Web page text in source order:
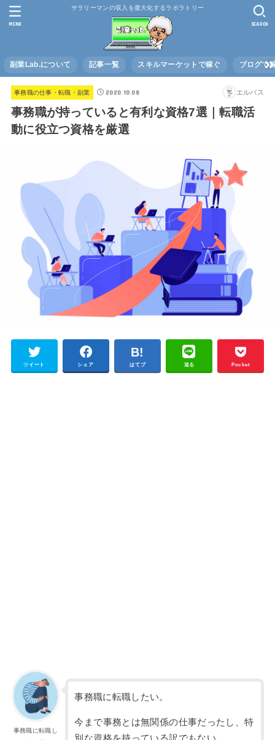
サラリーマンの収入を最大化するラボラトリー
副業Lab.について 記事一覧 スキルマーケットで稼ぐ ブログで
SEARCH
MENU
事務職の仕事・転職・副業 2020.10.08 エルバス
事務職が持っていると有利な資格7選｜転職活
動に役立つ資格を厳選
ツイート シェア はてブ 送る Pocket
事務職に転職し
事務職に転職したい。
今まで事務とは無関係の仕事だったし、特